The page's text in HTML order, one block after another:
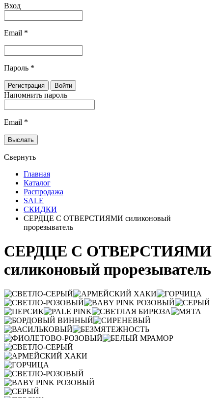
Вход
Email *
Пароль *
Напомнить пароль
Email *
Свернуть
Главная
Каталог
Распродажа
SALE
СКИДКИ
СЕРДЦЕ С ОТВЕРСТИЯМИ силиконовый
прорезыватель
СЕРДЦЕ С ОТВЕРСТИЯМИ
силиконовый прорезыватель